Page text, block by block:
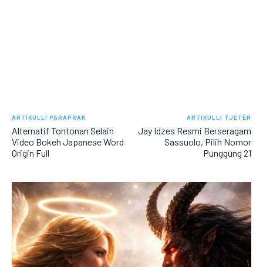
ARTIKULLI PARAPRAK
Alternatif Tontonan Selain
Video Bokeh Japanese Word
Origin Full
ARTIKULLI TJETËR
Jay Idzes Resmi Berseragam
Sassuolo, Pilih Nomor
Punggung 21